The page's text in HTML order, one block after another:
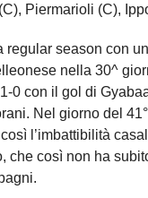
Piermarioli (C),
regular season con
nella 30^
0 con il gol di
Nel giorno del
l’imbattibilità
che così non ha